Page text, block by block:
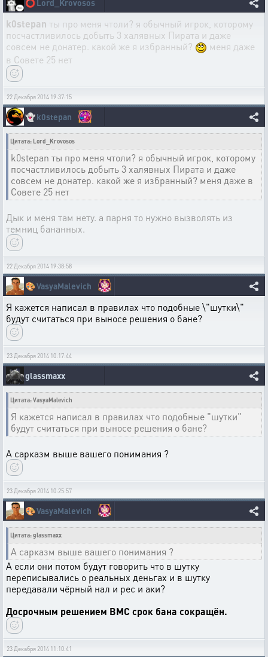
⭕Lord_Krovosos
k0stepan ты про меня чтоли? я обычный игрок, которому
посчастливилось добыть 3 халявных Пирата и даже
совсем не донатер. какой же я избранный?
меня даже
в Совете 25 нет
22 Декабря 2014 19:37:15
👻k0stepan
Цитата: Lord_Krovosos
k0stepan ты про меня чтоли? я обычный игрок, которому
посчастливилось добыть 3 халявных Пирата и даже
совсем не донатер. какой же я избранный? меня даже в
Совете 25 нет
Дык и меня там нету. а парня то нужно вызволять из
темниц бананных.
22 Декабря 2014 19:38:58
🎨VasyaMalevich
Я кажется написал в правилах что подобные \"шутки\"
будут считаться при выносе решения о бане?
23 Декабря 2014 10:17:44
glassmaxx
Цитата: VasyaMalevich
Я кажется написал в правилах что подобные "шутки"
будут считаться при выносе решения о бане?
А сарказм выше вашего понимания ?
23 Декабря 2014 10:25:57
🎨VasyaMalevich
Цитата: glassmaxx
А сарказм выше вашего понимания ?
А если они потом будут говорить что в шутку
переписывались о реальных деньгах и в шутку
передавали чёрный нал и рес и аки?
Досрочным решением ВМС срок бана сокращён.
23 Декабря 2014 11:10:41